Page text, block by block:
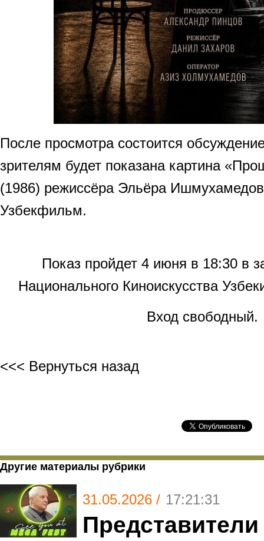
После просмотра состоится
зрителям будет показана картина
(1986) режиссёра Эльёра
Узбекфильм.
Показ пройдет 4 июня в 18:30 в
Национального Киноискусства
Вход свободный.
<<< Вернуться назад
Другие материалы рубрики
31.05.2026 / 17:21:31
Представители